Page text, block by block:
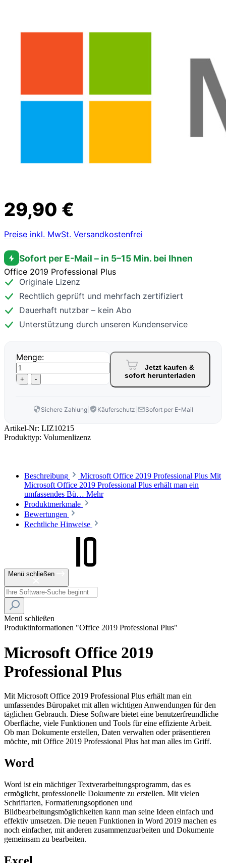
29,90 €
Preise inkl. MwSt. Versandkostenfrei
Sofort per E-Mail – in 5–15 Min. bei Ihnen
Office 2019 Professional Plus
Originale Lizenz
Rechtlich geprüft und mehrfach zertifiziert
Dauerhaft nutzbar – kein Abo
Unterstützung durch unseren Kundenservice
Menge:
+ -
Jetzt kaufen &
sofort herunterladen
Sichere Zahlung Käuferschutz Sofort per E-Mail
Artikel-Nr: LIZ10215
Produkttyp: Volumenlizenz
Beschreibung
Microsoft Office 2019 Professional Plus Mit
Microsoft Office 2019 Professional Plus erhält man ein
umfassendes Bü… Mehr
Produktmerkmale
Bewertungen
Rechtliche Hinweise
Menü schließen
Menü schließen
Produktinformationen "Office 2019 Professional Plus"
Microsoft Office 2019
Professional Plus
Mit Microsoft Office 2019 Professional Plus erhält man ein
umfassendes Büropaket mit allen wichtigen Anwendungen für den
täglichen Gebrauch. Diese Software bietet eine benutzerfreundliche
Oberfläche, viele Funktionen und Tools für eine effiziente Arbeit.
Ob man Dokumente erstellen, Daten verwalten oder präsentieren
möchte, mit Office 2019 Professional Plus hat man alles im Griff.
Word
Word ist ein mächtiger Textverarbeitungsprogramm, das es
ermöglicht, professionelle Dokumente zu erstellen. Mit vielen
Schriftarten, Formatierungsoptionen und
Bildbearbeitungsmöglichkeiten kann man seine Ideen einfach und
effektiv umsetzen. Die neuen Funktionen in Word 2019 machen es
noch einfacher, mit anderen zusammenzuarbeiten und Dokumente
gemeinsam zu bearbeiten.